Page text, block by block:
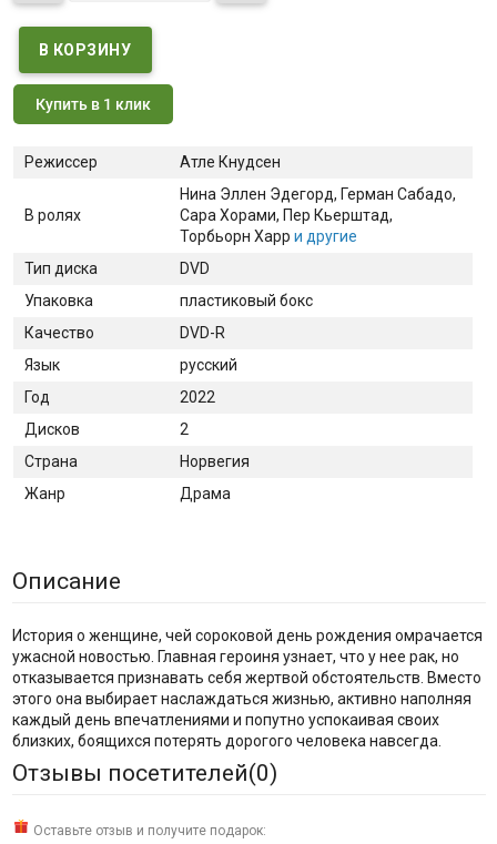
Купить в 1 клик
Режиссер Атле Кнудсен
В ролях
Нина Эллен Эдегорд, Герман Сабадо,
Сара Хорами, Пер Кьерштад,
Торбьорн Харр и другие
Тип диска
DVD
Упаковка
пластиковый бокс
Качество
DVD-R
Язык
русский
Год
2022
Дисков
2
Страна
Норвегия
Жанр
Драма
Описание
История о женщине, чей сороковой день рождения омрачается
ужасной новостью. Главная героиня узнает, что у нее рак, но
отказывается признавать себя жертвой обстоятельств. Вместо
этого она выбирает наслаждаться жизнью, активно наполняя
каждый день впечатлениями и попутно успокаивая своих
близких, боящихся потерять дорогого человека навсегда.
Отзывы посетителей(0)
Оставьте отзыв и получите подарок: